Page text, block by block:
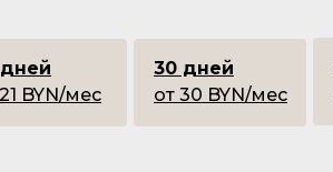
30 дней
от 30 BYN/мес
BYN/мес